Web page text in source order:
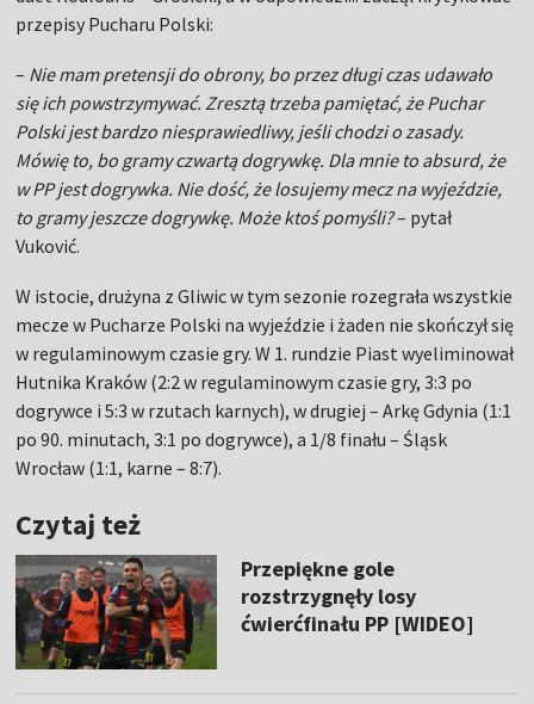
przepisy Pucharu Polski:
– Nie mam pretensji do obrony, bo przez długi czas udawało
się ich powstrzymywać. Zresztą trzeba pamiętać, że Puchar
Polski jest bardzo niesprawiedliwy, jeśli chodzi o zasady.
Mówię to, bo gramy czwartą dogrywkę. Dla mnie to absurd, że
w PP jest dogrywka. Nie dość, że losujemy mecz na wyjeździe,
to gramy jeszcze dogrywkę. Może ktoś pomyśli?– pytał
Vuković.
W istocie, drużyna z Gliwic w tym sezonie rozegrała wszystkie
mecze w Pucharze Polski na wyjeździe i żaden nie skończył się
w regulaminowym czasie gry. W 1. rundzie Piast wyeliminował
Hutnika Kraków (2:2 w regulaminowym czasie gry, 3:3 po
dogrywce i 5:3 w rzutach karnych), w drugiej – Arkę Gdynia (1:1
po 90. minutach, 3:1 po dogrywce), a 1/8 finału – Śląsk
Wrocław (1:1, karne – 8:7).
Czytaj też
Przepiękne gole
rozstrzygnęły losy
ćwierćfinału PP [WIDEO]